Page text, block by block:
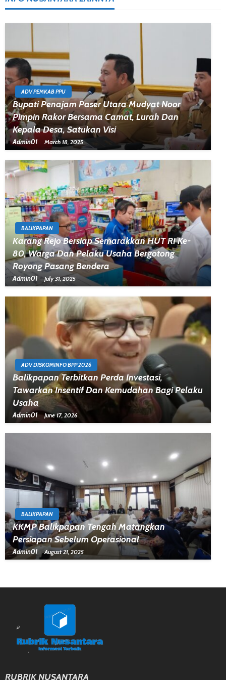
ADV PEMKAB PPU
Bupati Penajam Paser Utara Mudyat Noor
Pimpin Rakor Bersama Camat, Lurah Dan
Kepala Desa, Satukan Visi
Admin01 March 18, 2025
BALIKPAPAN
Karang Rejo Bersiap Semarakkan HUT RI Ke-
80, Warga Dan Pelaku Usaha Bergotong
Royong Pasang Bendera
Admin01 July 31, 2025
ADV DISKOMINFO BPP 2026
Balikpapan Terbitkan Perda Investasi,
Tawarkan Insentif Dan Kemudahan Bagi Pelaku
Usaha
Admin01 June 17, 2026
BALIKPAPAN
KKMP Balikpapan Tengah Matangkan
Persiapan Sebelum Operasional
Admin01 August 21, 2025
RUBRIK NUSANTARA